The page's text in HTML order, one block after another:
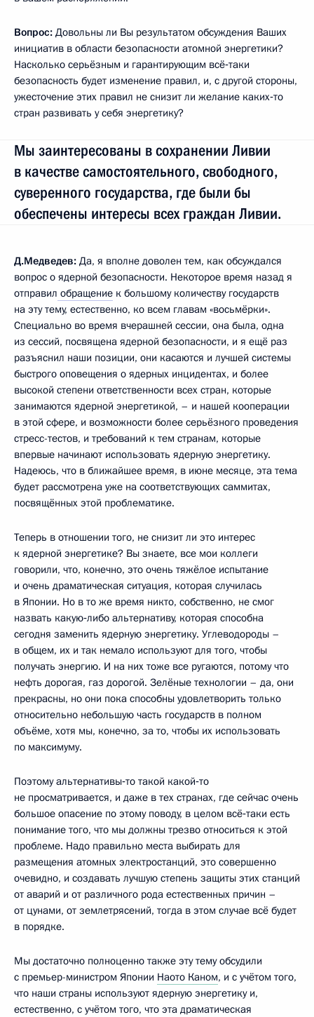
Вопрос: Довольны ли Вы результатом обсуждения Ваших
инициатив в области безопасности атомной энергетики?
Насколько серьёзным и гарантирующим всё‑таки
безопасность будет изменение правил, и, с другой стороны,
ужесточение этих правил не снизит ли желание каких‑то
стран развивать у себя энергетику?
Мы заинтересованы в сохранении Ливии
в качестве самостоятельного, свободного,
суверенного государства, где были бы
обеспечены интересы всех граждан Ливии.
Д.Медведев: Да, я вполне доволен тем, как обсуждался
вопрос о ядерной безопасности. Некоторое время назад я
отправил обращение к большому количеству государств
на эту тему, естественно, ко всем главам «восьмёрки».
Специально во время вчерашней сессии, она была, одна
из сессий, посвящена ядерной безопасности, и я ещё раз
разъяснил наши позиции, они касаются и лучшей системы
быстрого оповещения о ядерных инцидентах, и более
высокой степени ответственности всех стран, которые
занимаются ядерной энергетикой, – и нашей кооперации
в этой сфере, и возможности более серьёзного проведения
стресс-тестов, и требований к тем странам, которые
впервые начинают использовать ядерную энергетику.
Надеюсь, что в ближайшее время, в июне месяце, эта тема
будет рассмотрена уже на соответствующих саммитах,
посвящённых этой проблематике.
Теперь в отношении того, не снизит ли это интерес
к ядерной энергетике? Вы знаете, все мои коллеги
говорили, что, конечно, это очень тяжёлое испытание
и очень драматическая ситуация, которая случилась
в Японии. Но в то же время никто, собственно, не смог
назвать какую‑либо альтернативу, которая способна
сегодня заменить ядерную энергетику. Углеводороды –
в общем, их и так немало используют для того, чтобы
получать энергию. И на них тоже все ругаются, потому что
нефть дорогая, газ дорогой. Зелёные технологии – да, они
прекрасны, но они пока способны удовлетворить только
относительно небольшую часть государств в полном
объёме, хотя мы, конечно, за то, чтобы их использовать
по максимуму.
Поэтому альтернативы‑то такой какой‑то
не просматривается, и даже в тех странах, где сейчас очень
большое опасение по этому поводу, в целом всё‑таки есть
понимание того, что мы должны трезво относиться к этой
проблеме. Надо правильно места выбирать для
размещения атомных электростанций, это совершенно
очевидно, и создавать лучшую степень защиты этих станций
от аварий и от различного рода естественных причин –
от цунами, от землетрясений, тогда в этом случае всё будет
в порядке.
Мы достаточно полноценно также эту тему обсудили
с премьер-министром Японии Наото Каном, и с учётом того,
что наши страны используют ядерную энергетику и,
естественно, с учётом того, что эта драматическая